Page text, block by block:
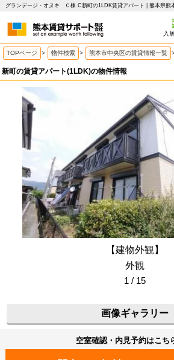
入
TOPページ > 物件検索 > 熊本市中央区の賃貸情報一覧
新町の賃貸アパート(1LDK)の物件情報
【建物外観】
外観
1 / 15
画像ギャラリー
空室確認・内見予約はこち